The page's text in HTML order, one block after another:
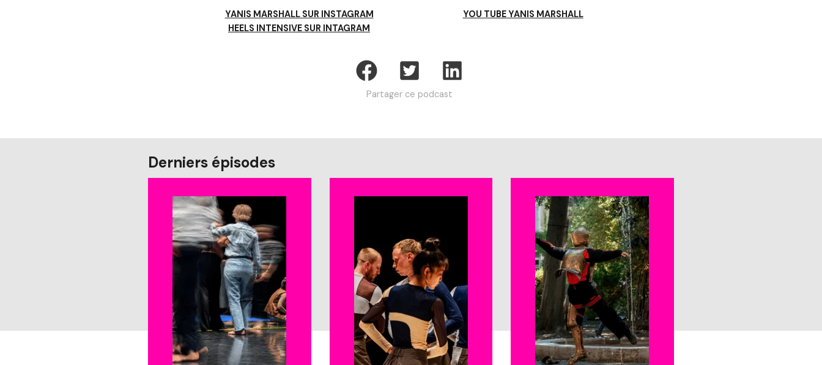
YANIS MARSHALL SUR INSTAGRAM
HEELS INTENSIVE SUR INTAGRAM
YOU TUBE YANIS MARSHALL
Partager ce podcast
Derniers épisodes